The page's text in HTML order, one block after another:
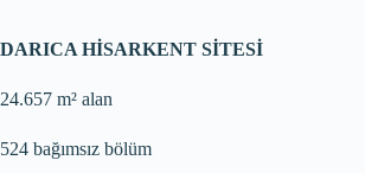
DARICA HİSARKENT SİTESİ
24.657 m² alan
524 bağımsız bölüm